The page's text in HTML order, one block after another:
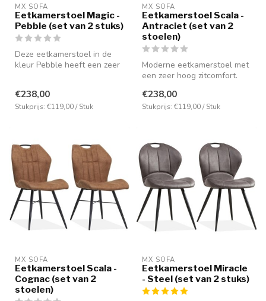
MX SOFA
Eetkamerstoel Magic -
Pebble (set van 2 stuks)
Deze eetkamerstoel in de
kleur Pebble heeft een zeer
€238,00
Stukprijs: €119,00 / Stuk
MX SOFA
Eetkamerstoel Scala -
Antraciet (set van 2
stoelen)
Moderne eetkamerstoel met
een zeer hoog zitcomfort.
st...
€238,00
Stukprijs: €119,00 / Stuk
MX SOFA
Eetkamerstoel Scala -
Cognac (set van 2
stoelen)
MX SOFA
Eetkamerstoel Miracle
- Steel (set van 2 stuks)